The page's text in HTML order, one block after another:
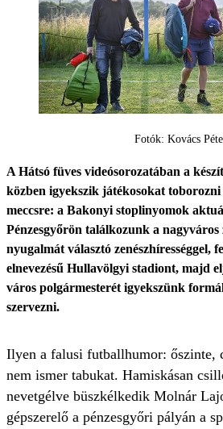
Fotók: Kovács
A Hátsó füves videósorozatában a
közben igyekszik játékosokat
meccsre: a Bakonyi stoplinyomok
Pénzesgyőrön találkozunk a
nyugalmát választó zenészhírességgel,
elnevezésű Hullavölgyi stadiont, majd
város polgármesterét igyekszünk
szervezni.
Ilyen a falusi futballhumor: őszinte,
nem ismer tabukat. Hamiskásan
nevetgélve büszkélkedik Molnár
gépszerelő a pénzesgyőri pályán a